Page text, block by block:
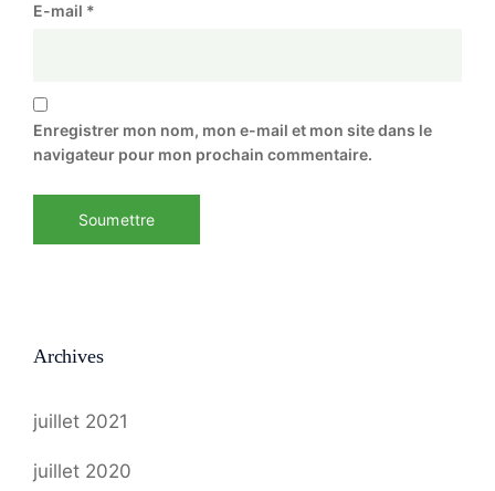
E-mail *
Enregistrer mon nom, mon e-mail et mon site dans le
navigateur pour mon prochain commentaire.
Archives
juillet 2021
juillet 2020